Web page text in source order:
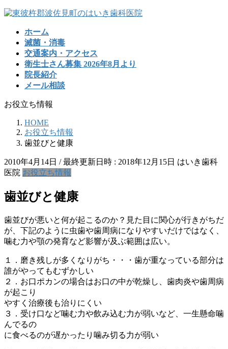
コ
プ
ナ
動
ホーム
滅菌・消毒
交通案内・アクセス
衛生士さん募集 2026年8月より
院長紹介
メール相談
お役立ち情報
HOME
お役立ち情報
歯並びと健康
2010年4月14日 / 最終更新日時 : 2018年12月15日 はいき歯科
医院 お役立ち情報
歯並びと健康
歯並びが悪いと何が起こるのか？見た目に関心が行きがちだ
が、下記のように虫歯や歯周病になりやすいだけではなく、
噛む力や顎の発育など影響が及ぶ範囲は広い。
１．磨き残しが多くなりがち・・・歯が重なっている部分は
誰がやってもむずかしい
２．お口ポカンの場合はお口の中が乾燥し、歯肉炎や歯周病
が起こり
やすく治療後も治りにくい
３．受け口など噛む力や飲み込む力が弱いなど、一生懸命噛
んでるの
に食べるのが遅かったり噛み切る力が弱い